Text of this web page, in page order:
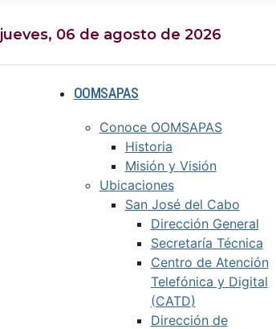
jueves, 06 de agosto de 2026
OOMSAPAS
Conoce OOMSAPAS
Historia
Misión y Visión
Ubicaciones
San José del Cabo
Dirección General
Secretaría Técnica
Centro de Atención
Telefónica y Digital
(CATD)
Dirección de